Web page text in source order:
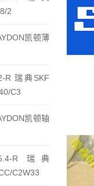
2
凯顿薄
R 瑞典SKF
C3
凯顿轴
R 瑞典
C2W33